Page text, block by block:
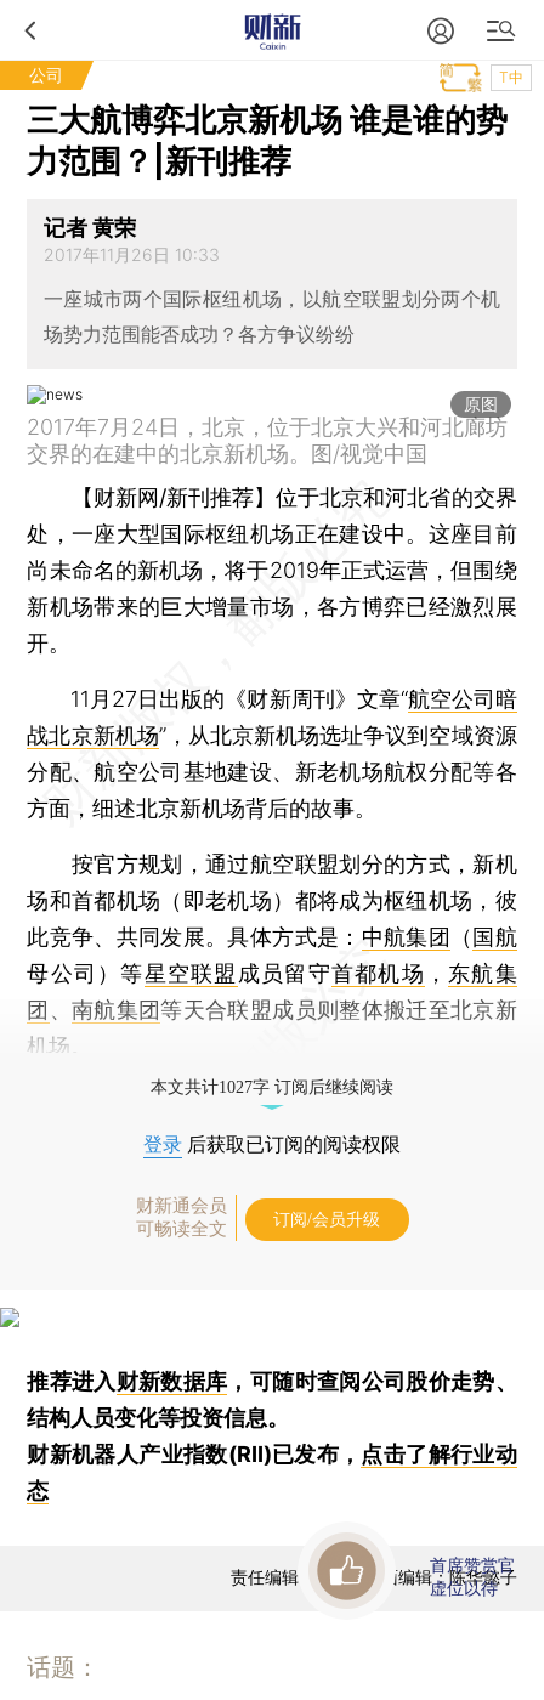
公司 T中
三大航博弈北京新机场 谁是谁的势
力范围？|新刊推荐
记者 黄荣
2017年11月26日 10:33
一座城市两个国际枢纽机场，以航空联盟划分两个机
场势力范围能否成功？各方争议纷纷
原图
2017年7月24日，北京，位于北京大兴和河北廊坊
交界的在建中的北京新机场。图/视觉中国
【财新网/新刊推荐】位于北京和河北省的交界
处，一座大型国际枢纽机场正在建设中。这座目前
尚未命名的新机场，将于2019年正式运营，但围绕
新机场带来的巨大增量市场，各方博弈已经激烈展
开。
11月27日出版的《财新周刊》文章“航空公司暗
战北京新机场”，从北京新机场选址争议到空域资源
分配、航空公司基地建设、新老机场航权分配等各
方面，细述北京新机场背后的故事。
按官方规划，通过航空联盟划分的方式，新机
场和首都机场（即老机场）都将成为枢纽机场，彼
此竞争、共同发展。具体方式是： 中航集团 （ 国航
母公司）等星空联盟 成员留守首都机场 ， 东航集
团 、南航集团等天合联盟成员则整体搬迁至北京新
机场。
本文共计1027字 订阅后继续阅读
登录 后获取已订阅的阅读权限
财新通会员
可畅读全文
订阅/会员升级
推荐进入财新数据库 ，可随时查阅公司股价走势、
结构人员变化等投资信息。
财新机器人产业指数(RII)已发布， 点击了解行业动
态
责任编辑：郭琼 | 版面编辑：陈华懿子
首席赞赏官
虚位以待
话题：